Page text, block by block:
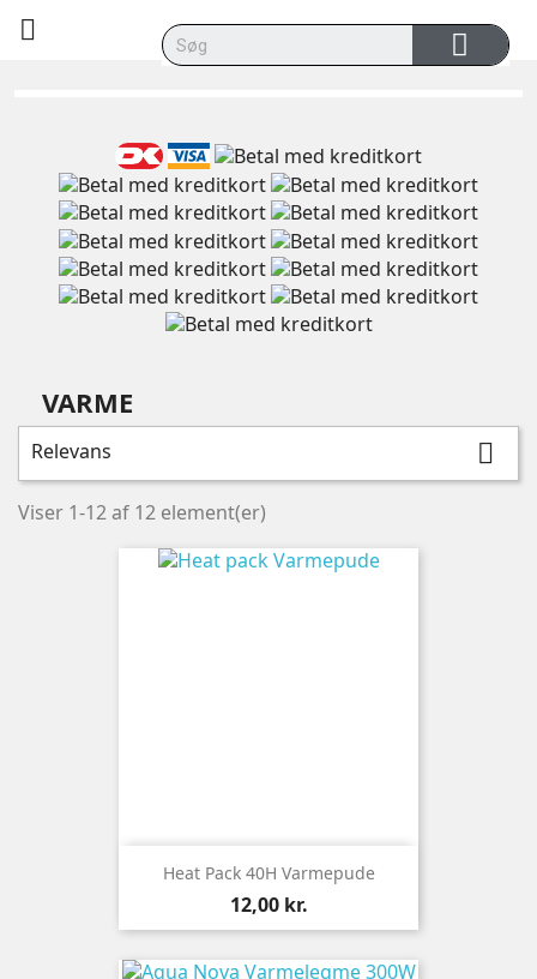

VARME
Relevans 
Viser 1-12 af 12 element(er)
Heat Pack 40H Varmepude
Pris
12,00 kr.